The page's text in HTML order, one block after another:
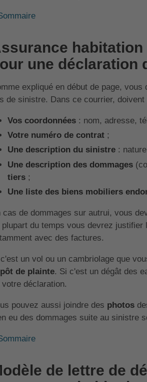
une déclaration
expliqué en début de page,
de sinistre. Dans ce courrier,
Vos coordonnées: nom, adresse,
Votre numéro de contrat;
Une description du sinistre:
Une description des dommages
tiers;
Une liste des biens mobiliers
cas de dommages sur autrui, vous
plupart du temps vous devrez
avec des factures.
un vol ou un cambriolage que
de plainte. Si c'est un dégât des
votre déclaration.
pouvez aussi joindre des photos
eu des dommages suite au sinistre
de lettre de